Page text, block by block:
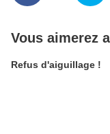
Vous aimerez
Refus d'aiguillage !